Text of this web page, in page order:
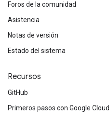
Foros de la comunidad
Asistencia
Notas de versión
Estado del sistema
Recursos
GitHub
Primeros pasos con Google Cloud